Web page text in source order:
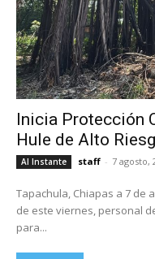
Inicia Protección
Hule de Alto
Al Instante staff - 7 agosto,
Tapachula, Chiapas a 7 de
de este viernes, personal
para...